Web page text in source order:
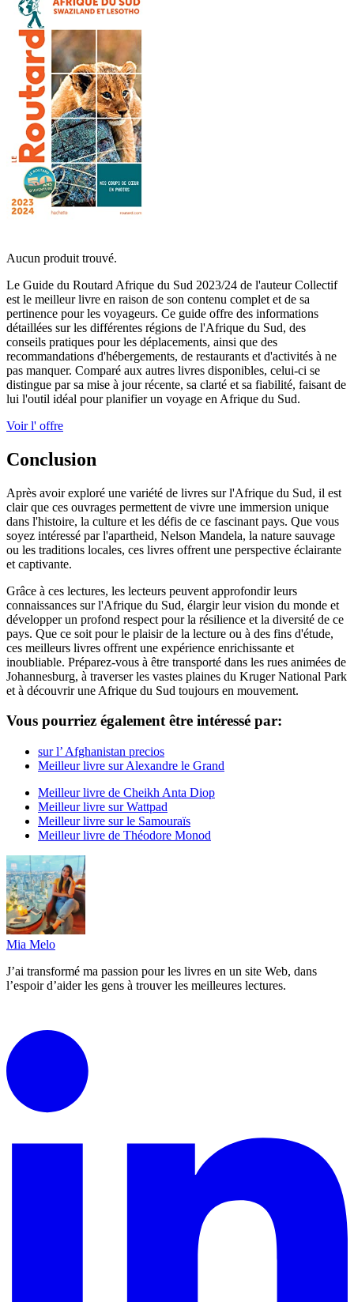
Aucun produit trouvé.
Le Guide du Routard Afrique du Sud 2023/24 de l'auteur Collectif
est le meilleur livre en raison de son contenu complet et de sa
pertinence pour les voyageurs. Ce guide offre des informations
détaillées sur les différentes régions de l'Afrique du Sud, des
conseils pratiques pour les déplacements, ainsi que des
recommandations d'hébergements, de restaurants et d'activités à ne
pas manquer. Comparé aux autres livres disponibles, celui-ci se
distingue par sa mise à jour récente, sa clarté et sa fiabilité, faisant de
lui l'outil idéal pour planifier un voyage en Afrique du Sud.
Voir l' offre
Conclusion
Après avoir exploré une variété de livres sur l'Afrique du Sud, il est
clair que ces ouvrages permettent de vivre une immersion unique
dans l'histoire, la culture et les défis de ce fascinant pays. Que vous
soyez intéressé par l'apartheid, Nelson Mandela, la nature sauvage
ou les traditions locales, ces livres offrent une perspective éclairante
et captivante.
Grâce à ces lectures, les lecteurs peuvent approfondir leurs
connaissances sur l'Afrique du Sud, élargir leur vision du monde et
développer un profond respect pour la résilience et la diversité de ce
pays. Que ce soit pour le plaisir de la lecture ou à des fins d'étude,
ces meilleurs livres offrent une expérience enrichissante et
inoubliable. Préparez-vous à être transporté dans les rues animées de
Johannesburg, à traverser les vastes plaines du Kruger National Park
et à découvrir une Afrique du Sud toujours en mouvement.
Vous pourriez également être intéressé par:
sur l’ Afghanistan precios
Meilleur livre sur Alexandre le Grand
Meilleur livre de Cheikh Anta Diop
Meilleur livre sur Wattpad
Meilleur livre sur le Samouraïs
Meilleur livre de Théodore Monod
Mia Melo
J’ai transformé ma passion pour les livres en un site Web, dans
l’espoir d’aider les gens à trouver les meilleures lectures.